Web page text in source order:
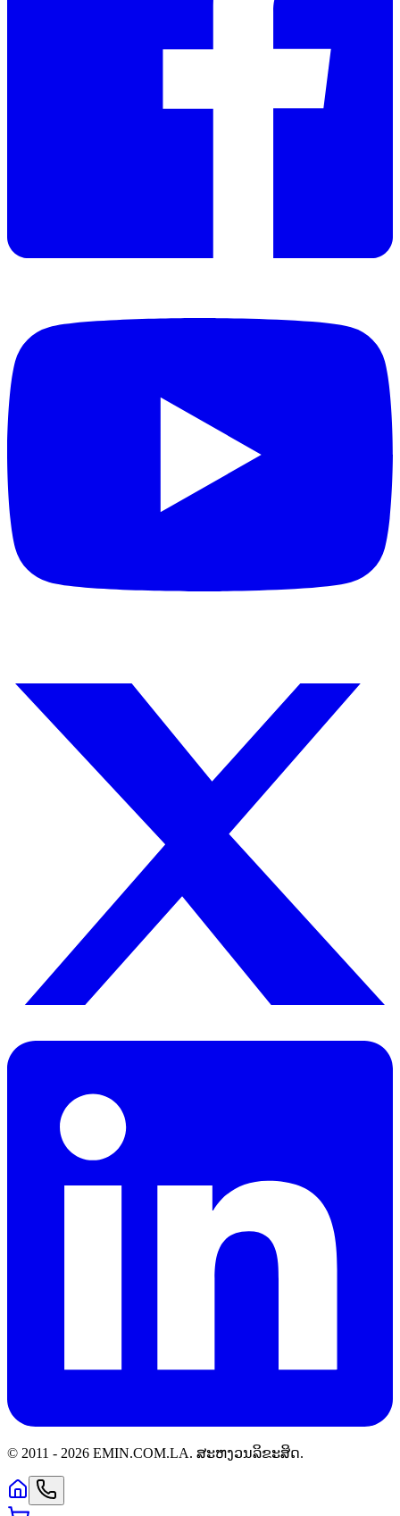
© 2011 - 2026 EMIN.COM.LA. ສະຫງວນລິຂະສິດ.